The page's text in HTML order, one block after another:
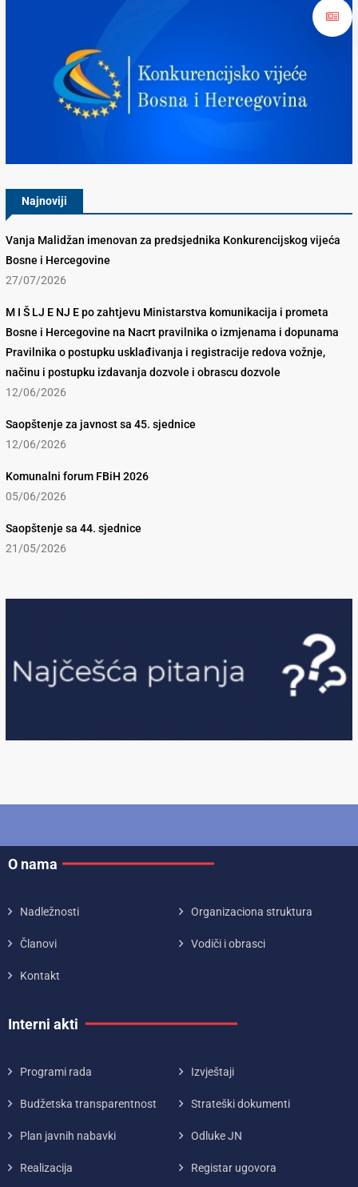
Najnoviji
Vanja Malidžan imenovan za predsjednika Konkurencijskog vijeća
Bosne i Hercegovine
27/07/2026
M I Š LJ E NJ E po zahtjevu Ministarstva komunikacija i prometa
Bosne i Hercegovine na Nacrt pravilnika o izmjenama i dopunama
Pravilnika o postupku usklađivanja i registracije redova vožnje,
načinu i postupku izdavanja dozvole i obrascu dozvole
12/06/2026
Saopštenje za javnost sa 45. sjednice
12/06/2026
Komunalni forum FBiH 2026
05/06/2026
Saopštenje sa 44. sjednice
21/05/2026
O nama
Nadležnosti Organizaciona struktura
Članovi Vodiči i obrasci
Kontakt
Interni akti
Programi rada Izvještaji
Budžetska transparentnost Strateški dokumenti
Plan javnih nabavki Odluke JN
Realizacija Registar ugovora